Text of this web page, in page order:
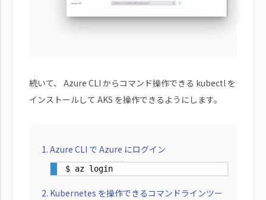
続いて、 Azure CLI からコマンド操作できる kubectl を
インストールして AKS を操作できるようにします。
Azure CLI で Azure にログイン
$ az login
Kubernetes を操作できるコマンドラインツー